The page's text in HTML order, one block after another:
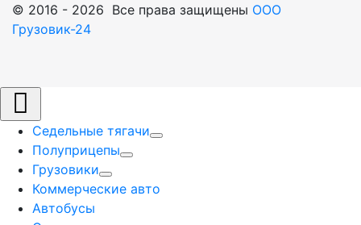
© 2016 - 2026 Все права защищены ООО
Грузовик-24
Седельные тягачи
Полуприцепы
Грузовики
Коммерческие авто
Автобусы